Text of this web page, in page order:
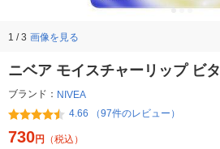
1 / 3 画像を見る
ニベア モイスチャーリップ ビ
ブランド： NIVEA
4.66 （97件のレビュー）
730円
（税込）